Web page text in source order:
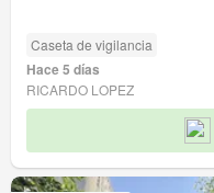
Caseta de vigilancia
Hace 5 días
RICARDO LOPEZ